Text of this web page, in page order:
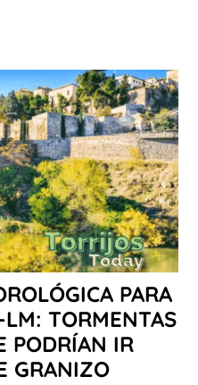
PARA
TORMENTAS
PODRÍAN IR
GRANIZO